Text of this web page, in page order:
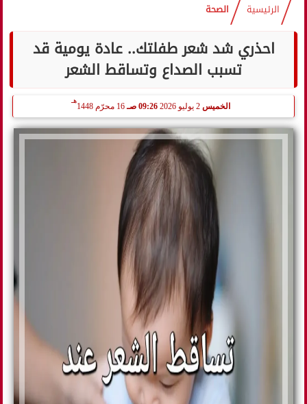
الرئيسية الصحة
احذري شد شعر طفلتك.. عادة يومية قد
تسبب الصداع وتساقط الشعر
الخميس 09:26 صـ 16 محرّم 1448
هـ